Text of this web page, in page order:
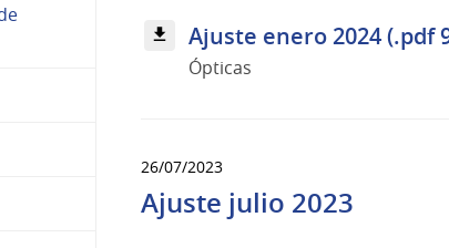
Ajuste enero 2024 (.pdf
Ópticas
26/07/2023
Ajuste julio 2023